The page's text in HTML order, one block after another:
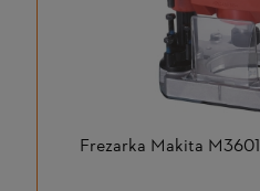
Frezarka Makita M3601